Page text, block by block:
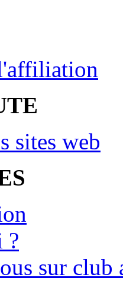
sites web
?
sur